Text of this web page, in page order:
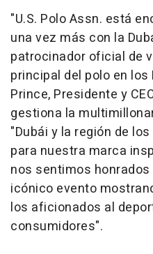
"U.S. Polo Assn. está
una vez más con la
patrocinador oficial de
principal del polo en los
Prince, Presidente y
gestiona la
"Dubái y la región de
para nuestra marca
nos sentimos
icónico evento
los aficionados al
consumidores".